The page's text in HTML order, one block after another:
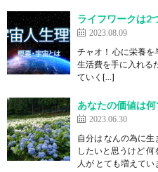
ライフワークは2
2023.08.09
チャオ！ 心に栄養
生活費を手に入れる
ていく[…]
あなたの価値は何
2023.06.30
自分は なんの為に
したいと思うけど
人が とても増えて